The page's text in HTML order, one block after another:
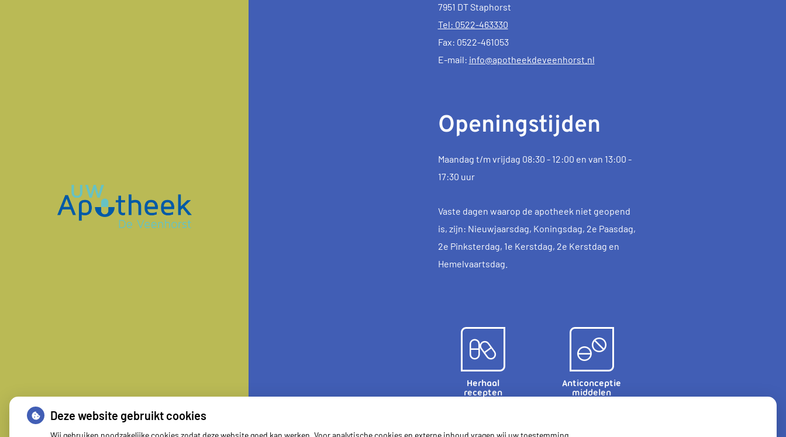
7951 DT Staphorst
Tel: 0522-463330
Fax: 0522-461053
E-mail: info@apotheekdeveenhorst.nl
Openingstijden
Maandag t/m vrijdag 08:30 - 12:00 en van 13:00 -
17:30 uur
Vaste dagen waarop de apotheek niet geopend
is, zijn: Nieuwjaarsdag, Koningsdag, 2e Paasdag,
2e Pinksterdag, 1e Kerstdag, 2e Kerstdag en
Hemelvaartsdag.
Herhaal
recepten
Anticonceptie
middelen
Deze website gebruikt cookies
Wij gebruiken noodzakelijke cookies zodat deze website goed kan werken. Voor analytische cookies en externe inhoud vragen wij uw toestemming.